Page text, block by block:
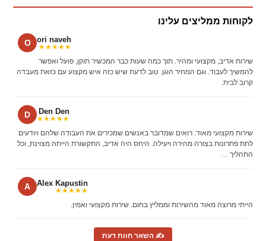
לקוחות ממליצים עלינו
O ori naveh
★★★★★
שירות אדיב, מקצועי ומהיר. תוך כמה שעות כבר המכשיר תוקן, פועל ואפשר
להמשיך לעבוד. וגם המחיר הוגן. טוב לדעת שיש כזה איש מקצוע עם כזאת מעבדה
קרוב לבית.
D Den Den
★★★★★
שירות מקצועי מאוד. רואים שמדובר באנשים שמכירים את העבודה שלהם ויודעים
לתת פתרונות בצורה מהירה ויעילה. היחס היה אדיב, התקשורת הייתה מצוינת, וכל
התהליך …
A Alex Kapustin
★★★★★
הייתי מרוצה מאוד מהשירות וממליץ בחום. שירות מקצועי ואמין.
✍ השאר חוות דעת